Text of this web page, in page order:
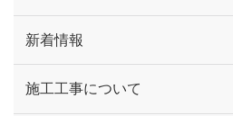
新着情報
施工工事について